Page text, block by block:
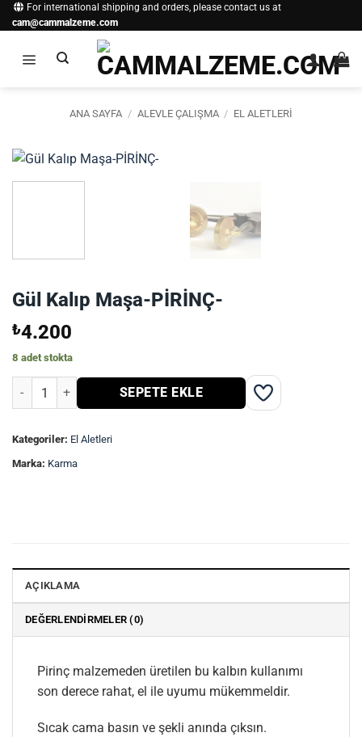
İçeriğe
atla
For international shipping and orders, please contact us at
cam@cammalzeme.com
ANA SAYFA / ALEVLE ÇALIŞMA / EL ALETLERI
Gül Kalıp Maşa-PİRİNÇ-
₺4.200
8 adet stokta
Gül Kalıp Maşa-PİRİNÇ- adet
SEPETE EKLE
Kategoriler: El Aletleri
Marka: Karma
AÇIKLAMA
DEĞERLENDIRMELER (0)
Pirinç malzemeden üretilen bu kalbın kullanımı
son derece rahat, el ile uyumu mükemmeldir.
Sıcak cama basın ve şekli anında çıksın.